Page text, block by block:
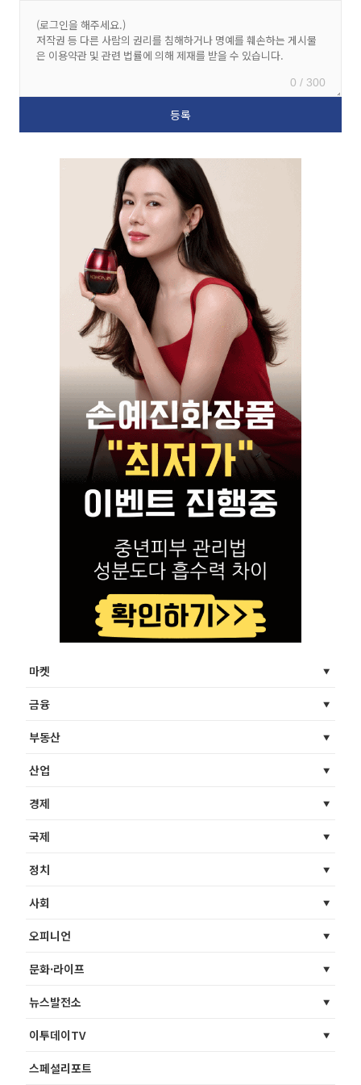
0 / 300
마켓
금융
부동산
산업
경제
국제
정치
사회
오피니언
문화·라이프
뉴스발전소
이투데이TV
스페셜리포트